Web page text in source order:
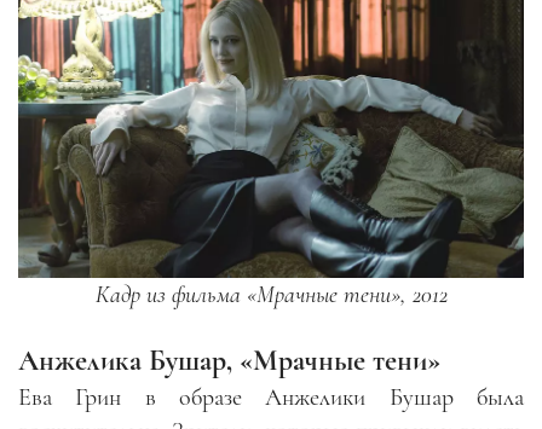
Кадр из фильма «Мрачные тени», 2012
Анжелика Бушар, «Мрачные тени»
Ева Грин в образе Анжелики Бушар была